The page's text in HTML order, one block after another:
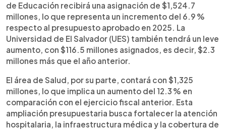
de Educación recibirá una asignación de $1,524.7
millones, lo que representa un incremento del 6.9 %
respecto al presupuesto aprobado en 2025. La
Universidad de El Salvador (UES) también tendrá un leve
aumento, con $116.5 millones asignados, es decir, $2.3
millones más que el año anterior.
El área de Salud, por su parte, contará con $1,325
millones, lo que implica un aumento del 12.3 % en
comparación con el ejercicio fiscal anterior. Esta
ampliación presupuestaria busca fortalecer la atención
hospitalaria, la infraestructura médica y la cobertura de